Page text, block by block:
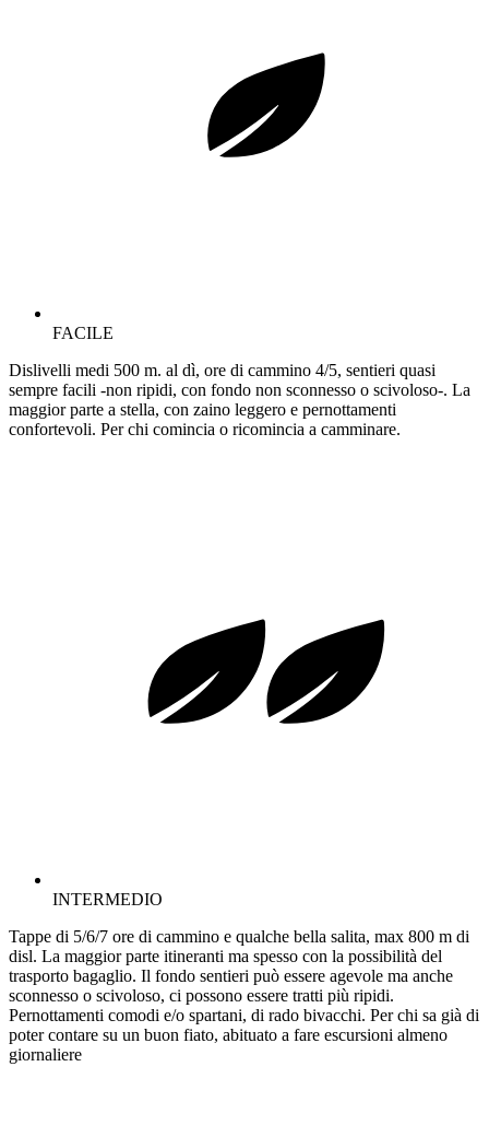
FACILE
Dislivelli medi 500 m. al dì, ore di cammino 4/5, sentieri quasi
sempre facili -non ripidi, con fondo non sconnesso o scivoloso-. La
maggior parte a stella, con zaino leggero e pernottamenti
confortevoli. Per chi comincia o ricomincia a camminare.
INTERMEDIO
Tappe di 5/6/7 ore di cammino e qualche bella salita, max 800 m di
disl. La maggior parte itineranti ma spesso con la possibilità del
trasporto bagaglio. Il fondo sentieri può essere agevole ma anche
sconnesso o scivoloso, ci possono essere tratti più ripidi.
Pernottamenti comodi e/o spartani, di rado bivacchi. Per chi sa già di
poter contare su un buon fiato, abituato a fare escursioni almeno
giornaliere